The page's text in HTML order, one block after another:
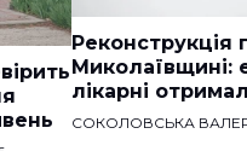
Реконструкція
Миколаївщині:
лікарні
СОКОЛОВСЬКА